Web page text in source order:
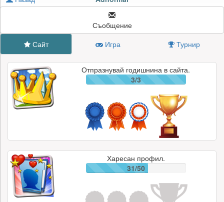
Съобщение
Сайт
Игра Турнир
Отпразнувай годишнина в сайта.
3/3
Харесан профил.
31/50